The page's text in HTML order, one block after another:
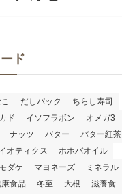
ド
だしパック
ちらし寿司
ド イソフラボン オメガ3
ナッツ バター
バター紅茶
オティクス
ホホバオイル
ダケ マヨネーズ ミネラル
食品 冬至 大根 滋養食